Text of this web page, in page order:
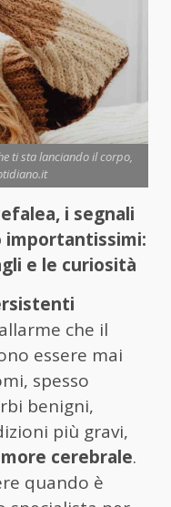
ti sta lanciando il corpo,
i segnali
importantissimi:
e le curiosità
che il
essere mai
spesso
benigni,
più gravi,
cerebrale.
quando è